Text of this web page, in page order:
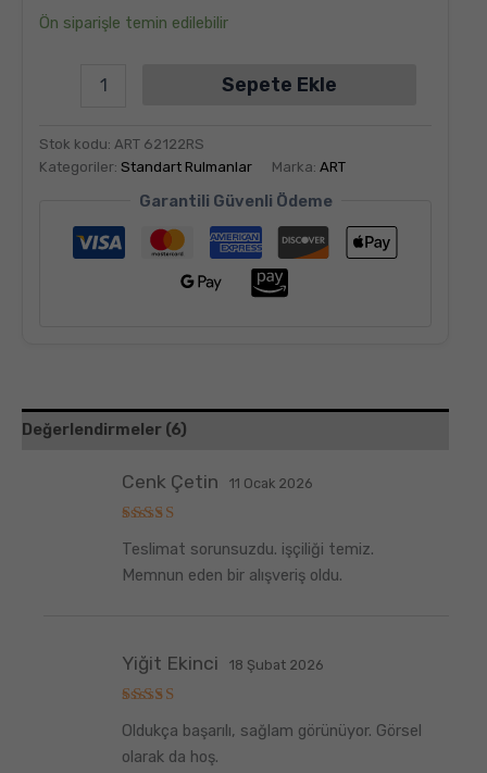
5.00puan
aldı
Ön siparişle temin edilebilir
Sepete Ekle
Stok kodu: ART 62122RS
Kategoriler: Standart Rulmanlar Marka: ART
Garantili Güvenli Ödeme
Değerlendirmeler (6)
üzerinden
5oy aldı
Cenk Çetin 11 Ocak 2026
Teslimat sorunsuzdu. işçiliği temiz.
Memnun eden bir alışveriş oldu.
üzerinden
5oy aldı
Yiğit Ekinci 18 Şubat 2026
Oldukça başarılı, sağlam görünüyor. Görsel
olarak da hoş.